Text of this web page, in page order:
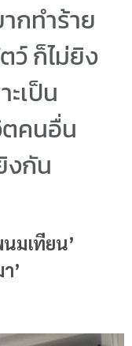
กทำร้าย
ว์ ก็ไม่ยิง
เป็น
คนอื่น
งกัน
มเทียน’
’